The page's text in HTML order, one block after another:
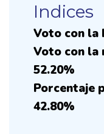
Indices
Voto con la
Voto con la
52.20%
Porcentaje
42.80%